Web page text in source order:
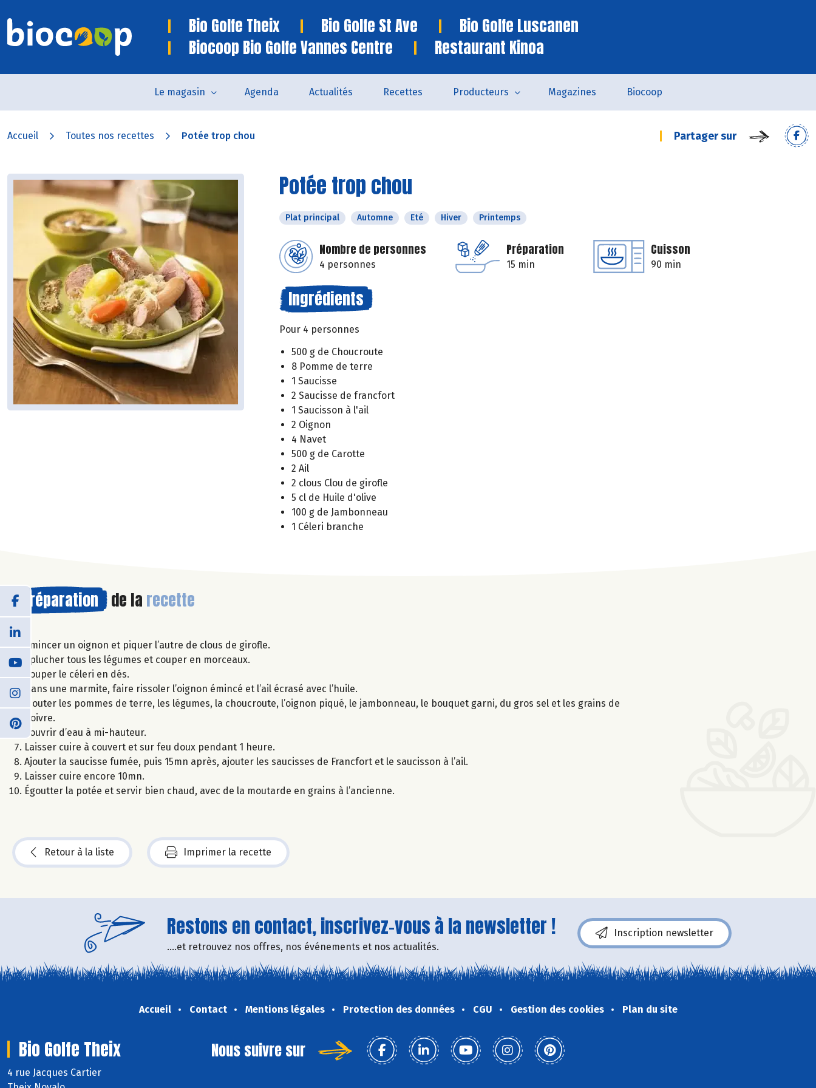
Bio Golfe Theix Bio Golfe St Ave
Bio Golfe Luscanen
Biocoop Bio Golfe Vannes Centre
Restaurant Kinoa
Le magasin Agenda Actualités Recettes Producteurs Magazines Biocoop
Accueil Toutes nos recettes Potée trop chou Partager sur
Potée trop chou
Plat principal Automne Eté Hiver Printemps
Nombre de personnes
4 personnes
Préparation
15 min
Cuisson
90 min
Ingrédients
Pour 4 personnes
500 g de Choucroute
8 Pomme de terre
1 Saucisse
2 Saucisse de francfort
1 Saucisson à l'ail
2 Oignon
4 Navet
500 g de Carotte
2 Ail
2 clous Clou de girofle
5 cl de Huile d'olive
100 g de Jambonneau
1 Céleri branche
Préparation de la recette
Émincer un oignon et piquer l’autre de clous de girofle.
Éplucher tous les légumes et couper en morceaux.
Couper le céleri en dés.
Dans une marmite, faire rissoler l’oignon émincé et l’ail écrasé avec l’huile.
Ajouter les pommes de terre, les légumes, la choucroute, l’oignon piqué, le jambonneau, le bouquet garni, du gros sel et les grains de
poivre.
Couvrir d’eau à mi-hauteur.
Laisser cuire à couvert et sur feu doux pendant 1 heure.
Ajouter la saucisse fumée, puis 15mn après, ajouter les saucisses de Francfort et le saucisson à l’ail.
Laisser cuire encore 10mn.
Égoutter la potée et servir bien chaud, avec de la moutarde en grains à l’ancienne.
Retour à la liste Imprimer la recette
Restons en contact, inscrivez-vous à la newsletter !
....et retrouvez nos offres, nos événements et nos actualités.
Inscription newsletter
Accueil Contact Mentions légales Protection des données CGU Gestion des cookies Plan du site
Bio Golfe Theix
4 rue Jacques Cartier
Nous suivre sur